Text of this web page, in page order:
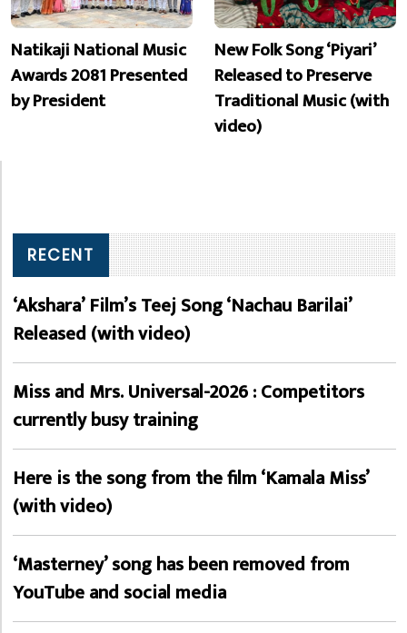
Natikaji National Music
Awards 2081 Presented
by President
New Folk Song ‘Piyari’
Released to Preserve
Traditional Music (with
video)
RECENT
‘Akshara’ Film’s Teej Song ‘Nachau Barilai’
Released (with video)
Miss and Mrs. Universal-2026 : Competitors
currently busy training
Here is the song from the film ‘Kamala Miss’
(with video)
‘Masterney’ song has been removed from
YouTube and social media